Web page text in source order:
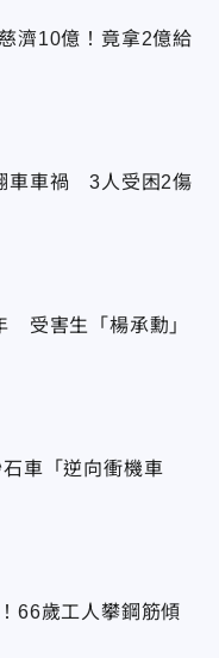
濟10億！竟拿2億給
車車禍 3人受困2傷
受害生「楊承勳」
車「逆向衝機車
66歲工人攀鋼筋傾